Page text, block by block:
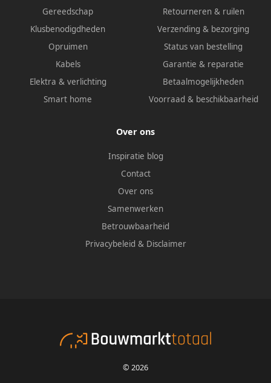
Gereedschap
Klusbenodigdheden
Opruimen
Kabels
Elektra & verlichting
Smart home
Retourneren & ruilen
Verzending & bezorging
Status van bestelling
Garantie & reparatie
Betaalmogelijkheden
Voorraad & beschikbaarheid
Over ons
Inspiratie blog
Contact
Over ons
Samenwerken
Betrouwbaarheid
Privacybeleid & Disclaimer
© 2026